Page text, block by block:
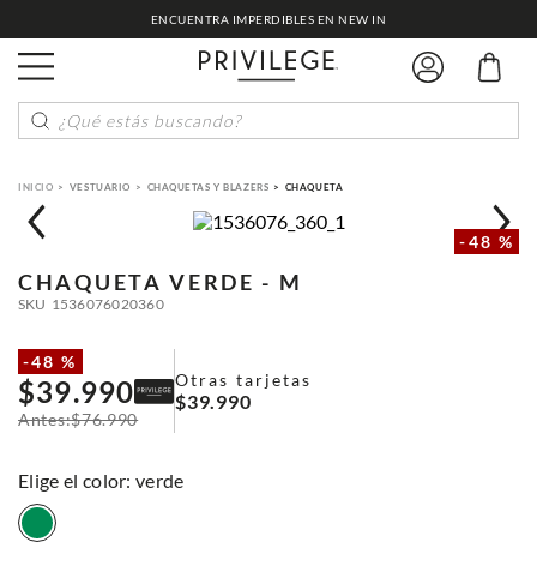
ENCUENTRA IMPERDIBLES EN NEW IN
¿Qué estás buscando?
VESTUARIO CHAQUETAS Y BLAZERS CHAQUETA
-48 %
CHAQUETA VERDE - M
SKU 1536076020360
-48 %
$39.990
$76.990
Otras tarjetas
$39.990
: verde